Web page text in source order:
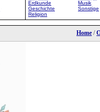
Erdkunde
Geschichte
Religion
Musik
Sonstige
Home /